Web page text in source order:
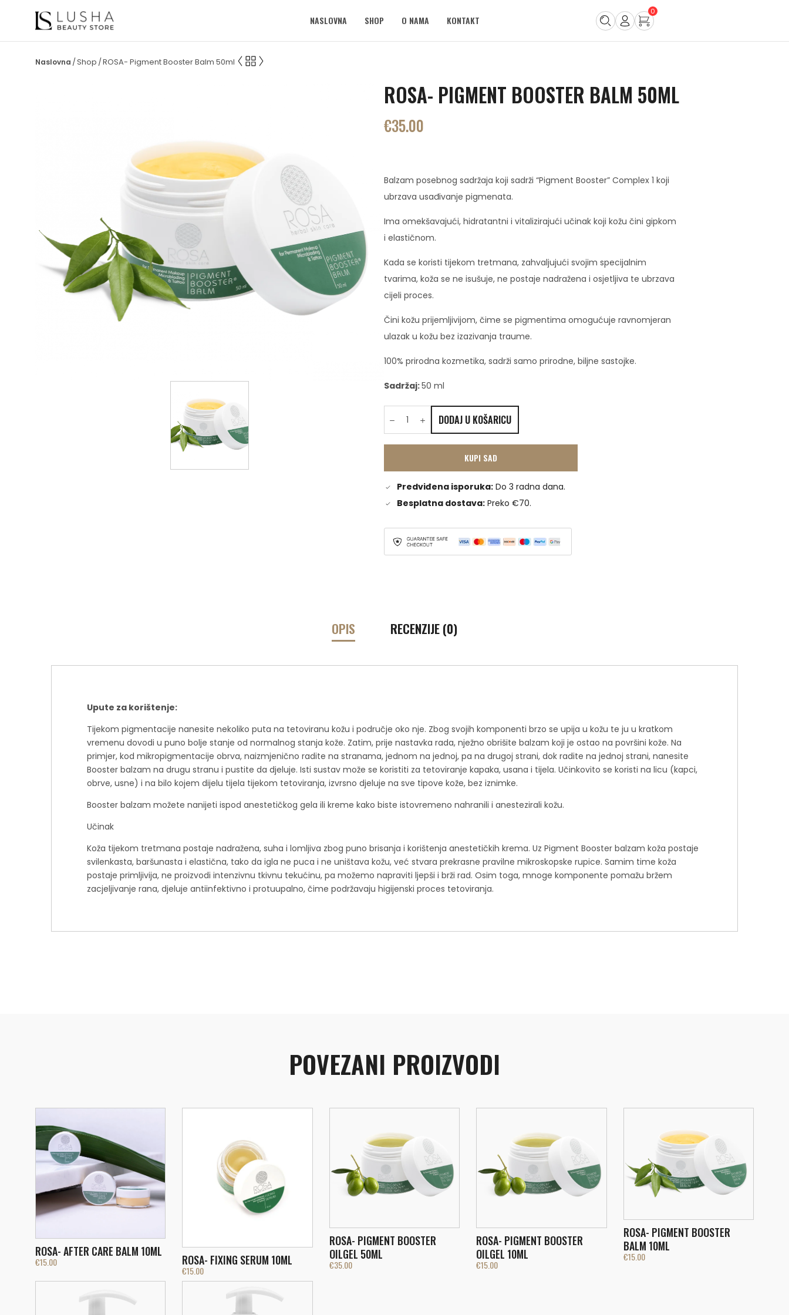
NASLOVNA SHOP O NAMA KONTAKT
0
/Shop /ROSA- Pigment Booster Balm 50ml
ROSA- PIGMENT BOOSTER BALM 50ML
€35.00
Balzam posebnog sadržaja koji sadrži “Pigment Booster” Complex 1 koji
ubrzava usađivanje pigmenata.
Ima omekšavajući, hidratantni i vitalizirajući učinak koji kožu čini gipkom
i elastičnom.
Kada se koristi tijekom tretmana, zahvaljujući svojim specijalnim
tvarima, koža se ne isušuje, ne postaje nadražena i osjetljiva te ubrzava
cijeli proces.
Čini kožu prijemljivijom, čime se pigmentima omogućuje ravnomjeran
ulazak u kožu bez izazivanja traume.
100% prirodna kozmetika, sadrži samo prirodne, biljne sastojke.
Sadržaj:50 ml
DODAJ U KOŠARICU
KUPI SAD
Predviđena isporuka: Do 3 radna dana.
Besplatna dostava: Preko €70.
OPIS RECENZIJE (0)
Upute za korištenje:
Tijekom pigmentacije nanesite nekoliko puta na tetoviranu kožu i područje oko nje. Zbog svojih komponenti brzo se upija u kožu te ju u kratkom
vremenu dovodi u puno bolje stanje od normalnog stanja kože. Zatim, prije nastavka rada, nježno obrišite balzam koji je ostao na površini kože. Na
primjer, kod mikropigmentacije obrva, naizmjenično radite na stranama, jednom na jednoj, pa na drugoj strani, dok radite na jednoj strani, nanesite
Booster balzam na drugu stranu i pustite da djeluje. Isti sustav može se koristiti za tetoviranje kapaka, usana i tijela. Učinkovito se koristi na licu (kapci,
obrve, usne) i na bilo kojem dijelu tijela tijekom tetoviranja, izvrsno djeluje na sve tipove kože, bez iznimke.
Booster balzam možete nanijeti ispod anestetičkog gela ili kreme kako biste istovremeno nahranili i anestezirali kožu.
Učinak
Koža tijekom tretmana postaje nadražena, suha i lomljiva zbog puno brisanja i korištenja anestetičkih krema. Uz Pigment Booster balzam koža postaje
svilenkasta, baršunasta i elastična, tako da igla ne puca i ne uništava kožu, već stvara prekrasne pravilne mikroskopske rupice. Samim time koža
postaje primljivija, ne proizvodi intenzivnu tkivnu tekućinu, pa možemo napraviti ljepši i brži rad. Osim toga, mnoge komponente pomažu bržem
zacjeljivanje rana, djeluje antiinfektivno i protuupalno, čime podržavaju higijenski proces tetoviranja.
POVEZANI PROIZVODI
ROSA- AFTER CARE BALM 10ML
€15.00 ROSA- FIXING SERUM 10ML
€15.00
ROSA- PIGMENT BOOSTER
OILGEL 50ML
€35.00
ROSA- PIGMENT BOOSTER
OILGEL 10ML
€15.00
ROSA- PIGMENT BOOSTER
BALM 10ML
€15.00